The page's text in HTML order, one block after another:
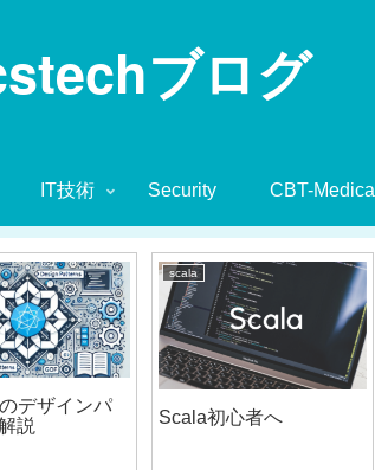
ブログ
IT技術 Security CBT-Medical
デザインパ
説
scala
Scala初心者へ